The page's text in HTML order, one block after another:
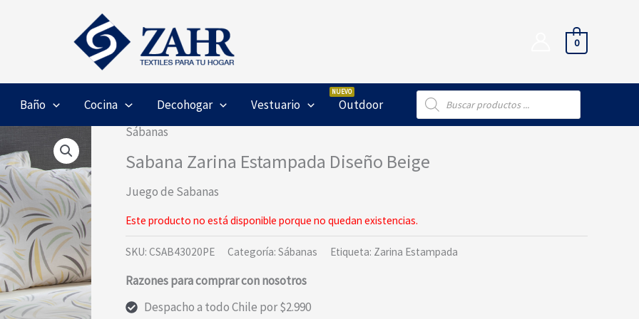
0
Baño Cocina Decohogar Vestuario Outdoor
Búsqueda
de
productos
Sábanas
Sabana Zarina Estampada Diseño Beige
Juego de Sabanas
Este producto no está disponible porque no quedan existencias.
SKU: CSAB43020PE Categoría: Sábanas Etiqueta: Zarina Estampada
Razones para comprar con nosotros
Despacho a todo Chile por $2.990